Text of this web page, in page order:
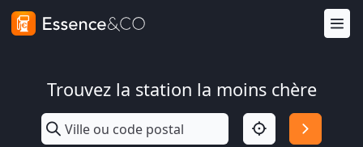
Trouvez la station la moins chère